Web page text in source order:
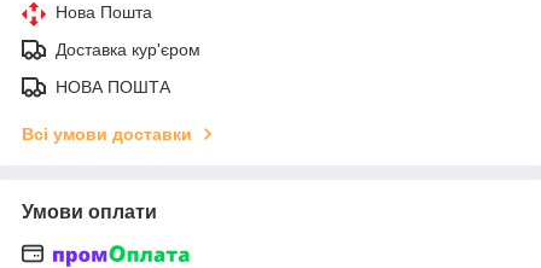
Нова Пошта
Доставка кур'єром
НОВА ПОШТА
Всі умови доставки
Умови оплати